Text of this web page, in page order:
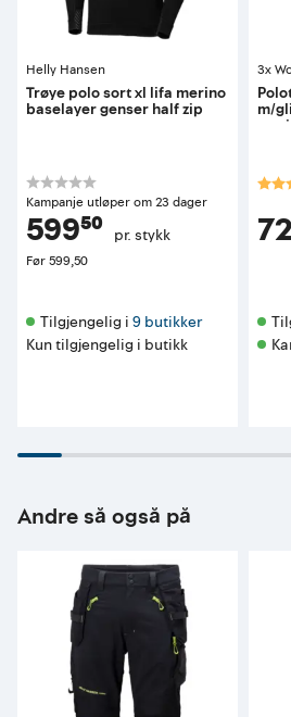
Helly Hansen
Trøye polo sort xl lifa merino
baselayer genser half zip
Kampanje utløper om 23 dager
599⁵⁰ pr. stykk
Før599,50
Tilgjengelig i 9 butikker
Kun tilgjengelig i butikk
3x
m/
Andre så også på